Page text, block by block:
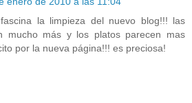
la limpieza del nuevo blog!!! las
mucho más y los platos parecen mas
por la nueva página!!! es preciosa!